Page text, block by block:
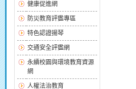
健康促進網
防災教育評鑑專區
特色認證揚琴
交通安全評鑑網
永續校園與環境教育資源
網
人權法治教育